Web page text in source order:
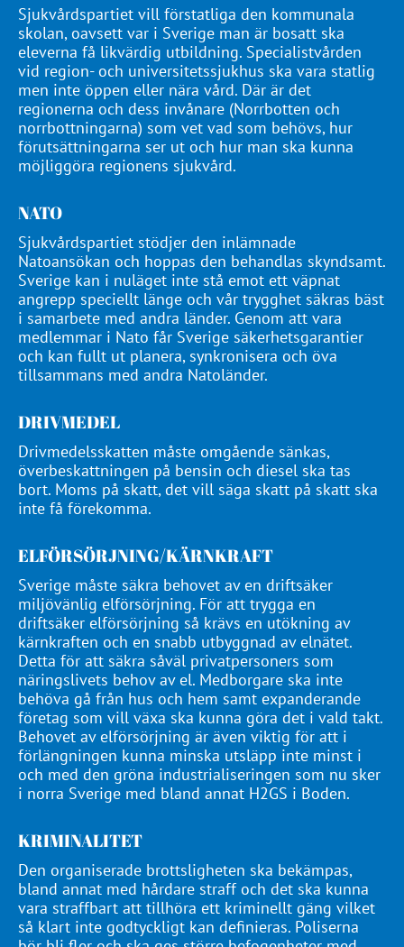
Sjukvårdspartiet vill förstatliga den kommunala
skolan, oavsett var i Sverige man är bosatt ska
eleverna få likvärdig utbildning. Specialistvården
vid region- och universitetssjukhus ska vara statlig
men inte öppen eller nära vård. Där är det
regionerna och dess invånare (Norrbotten och
norrbottningarna) som vet vad som behövs, hur
förutsättningarna ser ut och hur man ska kunna
möjliggöra regionens sjukvård.
NATO
Sjukvårdspartiet stödjer den inlämnade
Natoansökan och hoppas den behandlas skyndsamt.
Sverige kan i nuläget inte stå emot ett väpnat
angrepp speciellt länge och vår trygghet säkras bäst
i samarbete med andra länder. Genom att vara
medlemmar i Nato får Sverige säkerhetsgarantier
och kan fullt ut planera, synkronisera och öva
tillsammans med andra Natoländer.
DRIVMEDEL
Drivmedelsskatten måste omgående sänkas,
överbeskattningen på bensin och diesel ska tas
bort. Moms på skatt, det vill säga skatt på skatt ska
inte få förekomma.
ELFÖRSÖRJNING/KÄRNKRAFT
Sverige måste säkra behovet av en driftsäker
miljövänlig elförsörjning. För att trygga en
driftsäker elförsörjning så krävs en utökning av
kärnkraften och en snabb utbyggnad av elnätet.
Detta för att säkra såväl privatpersoners som
näringslivets behov av el. Medborgare ska inte
behöva gå från hus och hem samt expanderande
företag som vill växa ska kunna göra det i vald takt.
Behovet av elförsörjning är även viktig för att i
förlängningen kunna minska utsläpp inte minst i
och med den gröna industrialiseringen som nu sker
i norra Sverige med bland annat H2GS i Boden.
KRIMINALITET
Den organiserade brottsligheten ska bekämpas,
bland annat med hårdare straff och det ska kunna
vara straffbart att tillhöra ett kriminellt gäng vilket
så klart inte godtyckligt kan definieras. Poliserna